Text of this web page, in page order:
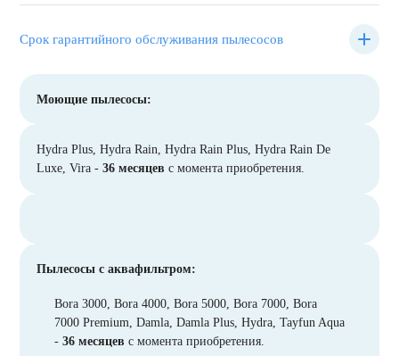
Срок гарантийного обслуживания пылесосов
Моющие пылесосы:
Hydra Plus, Hydra Rain, Hydra Rain Plus, Hydra Rain De
Luxe, Vira -36 месяцев с момента приобретения.
Пылесосы с аквафильтром:
Bora 3000, Bora 4000, Bora 5000, Bora 7000, Bora
7000 Premium, Damla, Damla Plus, Hydra, Tayfun Aqua
- 36 месяцев с момента приобретения.